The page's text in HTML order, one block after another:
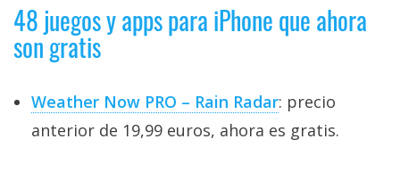
48 juegos y apps para iPhone que ahora
son gratis
Weather Now PRO – Rain Radar: precio
anterior de 19,99 euros, ahora es gratis.